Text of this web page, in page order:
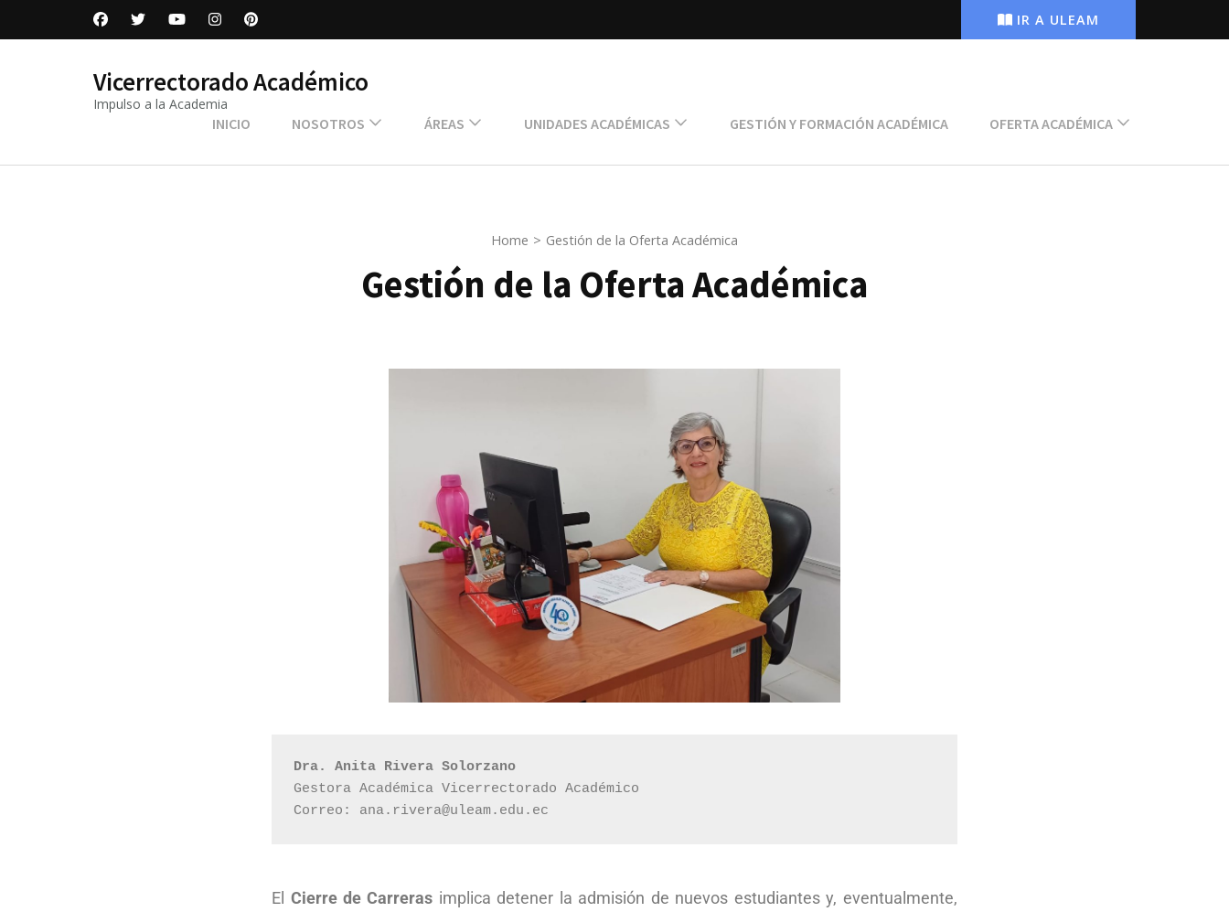
IR A ULEAM
Vicerrectorado Académico
Impulso a la Academia
INICIO NOSOTROS ÁREAS UNIDADES ACADÉMICAS GESTIÓN Y FORMACIÓN ACADÉMICA OFERTA ACADÉMICA
Home > Gestión de la Oferta Académica
Gestión de la Oferta Académica
Dra. Anita Rivera Solorzano
Gestora Académica Vicerrectorado Académico
Correo: ana.rivera@uleam.edu.ec
El Cierre de Carreras implica detener la admisión de nuevos estudiantes y, eventualmente,